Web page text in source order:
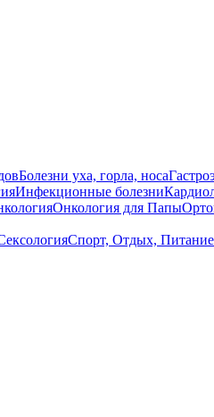
Болезни уха, горла, носа
Инфекционные болезни
Онкология для Папы
Спорт, Отдых, Питание